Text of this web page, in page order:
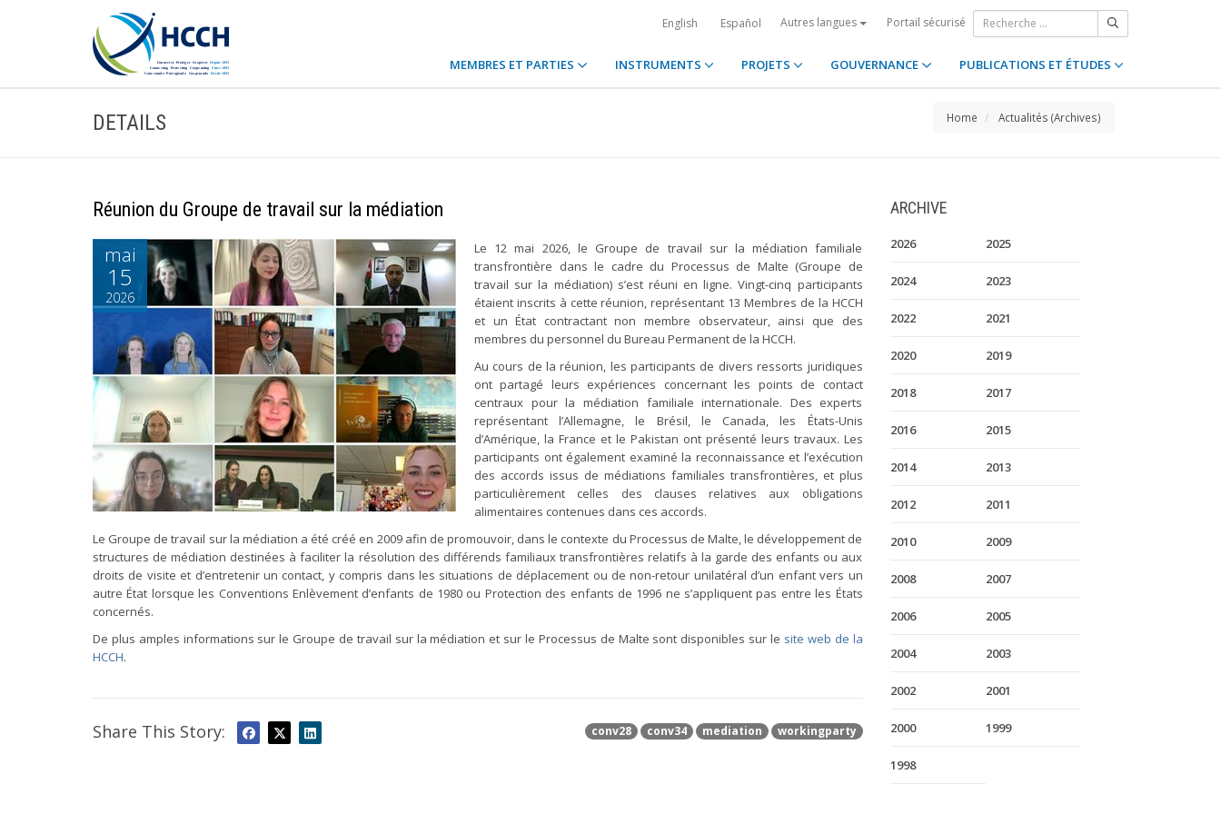
English Español Autres langues Portail sécurisé
MEMBRES ET PARTIES INSTRUMENTS PROJETS GOUVERNANCE PUBLICATIONS ET ÉTUDES
DETAILS Home Actualités (Archives)
Réunion du Groupe de travail sur la médiation
mai
15
2026
Le 12 mai 2026, le Groupe de travail sur la médiation familiale
transfrontière dans le cadre du Processus de Malte (Groupe de
travail sur la médiation) s’est réuni en ligne. Vingt-cinq participants
étaient inscrits à cette réunion, représentant 13 Membres de la HCCH
et un État contractant non membre observateur, ainsi que des
membres du personnel du Bureau Permanent de la HCCH.
Au cours de la réunion, les participants de divers ressorts juridiques
ont partagé leurs expériences concernant les points de contact
centraux pour la médiation familiale internationale. Des experts
représentant l’Allemagne, le Brésil, le Canada, les États-Unis
d’Amérique, la France et le Pakistan ont présenté leurs travaux. Les
participants ont également examiné la reconnaissance et l’exécution
des accords issus de médiations familiales transfrontières, et plus
particulièrement celles des clauses relatives aux obligations
alimentaires contenues dans ces accords.
Le Groupe de travail sur la médiation a été créé en 2009 afin de promouvoir, dans le contexte du Processus de Malte, le développement de
structures de médiation destinées à faciliter la résolution des différends familiaux transfrontières relatifs à la garde des enfants ou aux
droits de visite et d’entretenir un contact, y compris dans les situations de déplacement ou de non-retour unilatéral d’un enfant vers un
autre État lorsque les Conventions Enlèvement d’enfants de 1980 ou Protection des enfants de 1996 ne s’appliquent pas entre les États
concernés.
De plus amples informations sur le Groupe de travail sur la médiation et sur le Processus de Malte sont disponibles sur le site web de la
HCCH.
conv28 conv34 mediation workingparty
Share This Story:
ARCHIVE
2026 2025
2024 2023
2022 2021
2020 2019
2018 2017
2016 2015
2014 2013
2012 2011
2010 2009
2008 2007
2006 2005
2004 2003
2002 2001
2000 1999
1998